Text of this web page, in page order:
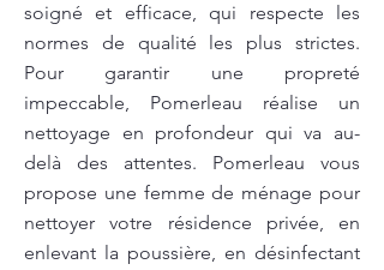
soigné et efficace, qui respecte les
normes de qualité les plus strictes.
Pour garantir une propreté
impeccable, Pomerleau réalise un
nettoyage en profondeur qui va au-
delà des attentes. Pomerleau vous
propose une femme de ménage pour
nettoyer votre résidence privée, en
enlevant la poussière, en désinfectant